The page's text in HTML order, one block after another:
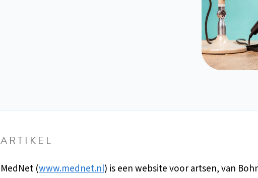
ARTIKEL
MedNet (www.mednet.nl) is een website voor artsen, van